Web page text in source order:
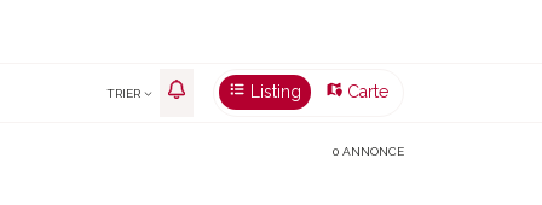
Listing Carte
TRIER
0 ANNONCE